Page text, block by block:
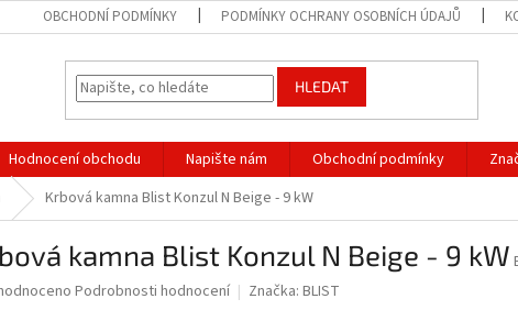
OBCHODNÍ PODMÍNKY PODMÍNKY OCHRANY OSOBNÍCH ÚDAJŮ
HLEDAT
Hodnocení obchodu Napište nám Obchodní podmínky
Krbová kamna Blist Konzul N Beige - 9 kW
kamna Blist Konzul N Beige - 9 kW
Podrobnosti hodnocení Značka: BLIST